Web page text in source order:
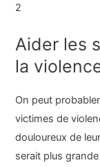
2
Aider les
la
On peut
victimes de
douloureux de
serait plus